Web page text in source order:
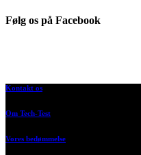
Følg os på Facebook
Kontakt os
Om Tech-Test
Vores bedømmelse